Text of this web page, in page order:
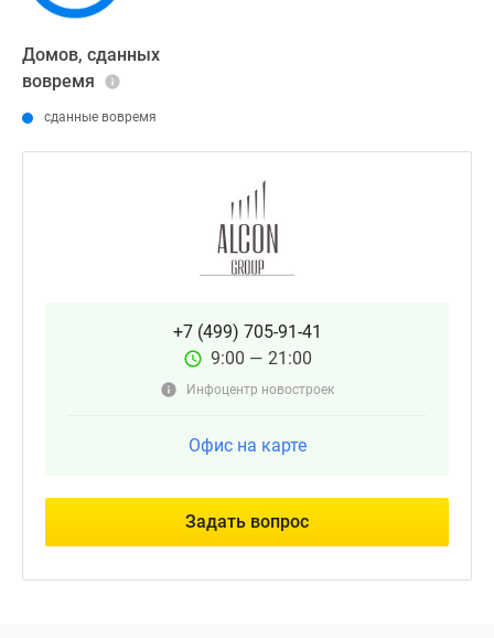
Домов, сданных
вовремя
сданные вовремя
+7 (499) 705-91-41
9:00 — 21:00
Инфоцентр новостроек
Офис на карте
Задать вопрос